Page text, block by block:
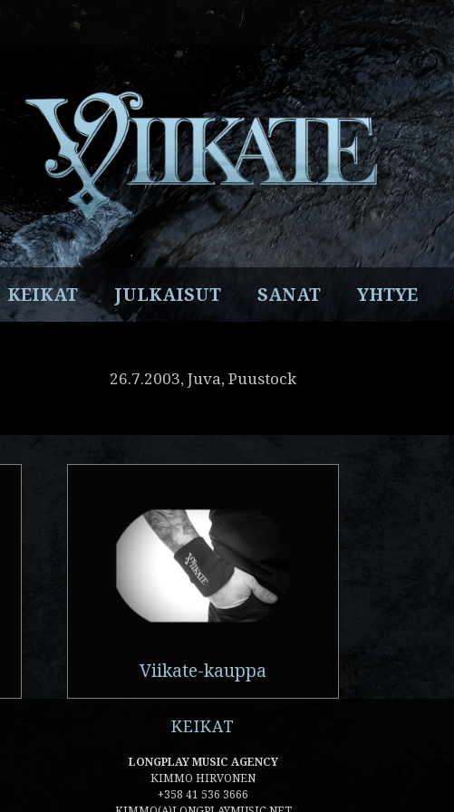
Facebook
Instagram
TwitterYouTube
Spotify
KEIKAT JULKAISUT SANAT YHTYE
26.7.2003, Juva, Puustock
Viikate-kauppa
KEIKAT
LONGPLAY MUSIC AGENCY
KIMMO HIRVONEN
+358 41 536 3666